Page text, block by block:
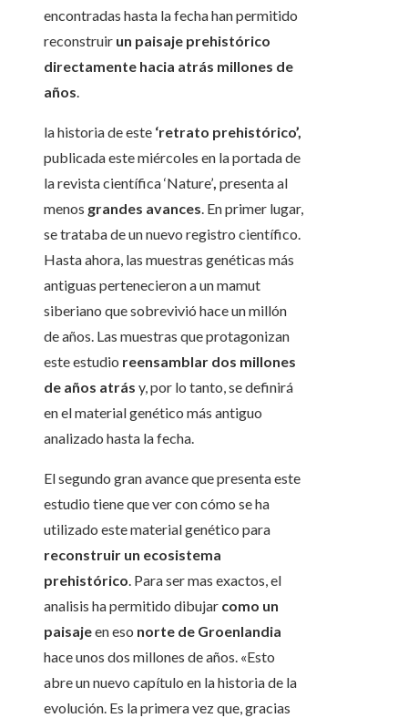
encontradas hasta la fecha han permitido
reconstruir un paisaje prehistórico
directamente hacia atrás millones de
años.
la historia de este ‘retrato prehistórico’,
publicada este miércoles en la portada de
la revista científica ‘Nature’, presenta al
menos grandes avances. En primer lugar,
se trataba de un nuevo registro científico.
Hasta ahora, las muestras genéticas más
antiguas pertenecieron a un mamut
siberiano que sobrevivió hace un millón
de años. Las muestras que protagonizan
este estudio reensamblar dos millones
de años atrás y, por lo tanto, se definirá
en el material genético más antiguo
analizado hasta la fecha.
El segundo gran avance que presenta este
estudio tiene que ver con cómo se ha
utilizado este material genético para
reconstruir un ecosistema
prehistórico. Para ser mas exactos, el
analisis ha permitido dibujar como un
paisajeen eso norte de Groenlandia
hace unos dos millones de años. «Esto
abre un nuevo capítulo en la historia de la
evolución. Es la primera vez que, gracias